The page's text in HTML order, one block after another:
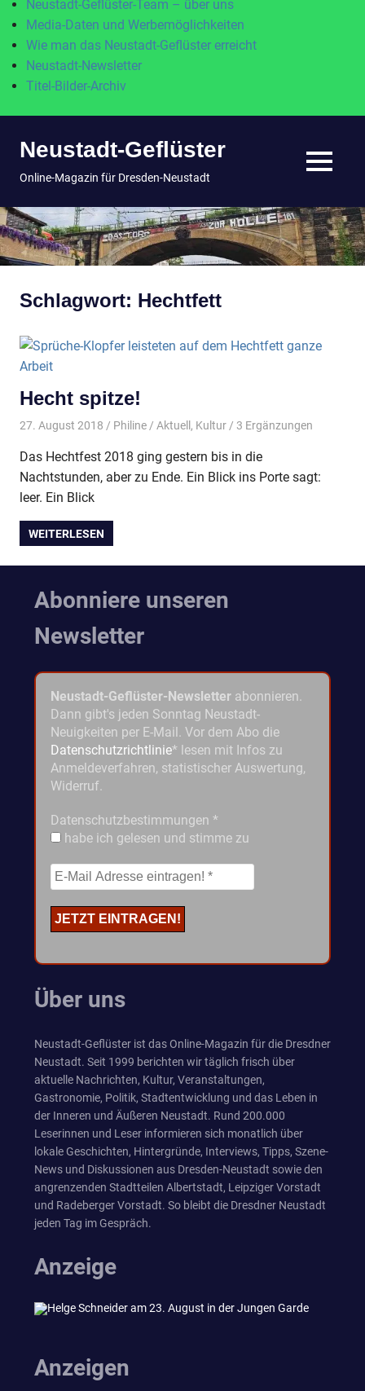
Neustadt-Geflüster-Team – über uns
Media-Daten und Werbemöglichkeiten
Wie man das Neustadt-Geflüster erreicht
Neustadt-Newsletter
Titel-Bilder-Archiv
InhaltNeustadt-Geflüster
Online-Magazin für Dresden-Neustadt MENÜ
Schlagwort: Hechtfett
Hecht spitze!
27. August 2018 Philine Aktuell , Kultur/ 3 Ergänzungen
Das Hechtfest 2018 ging gestern bis in die
Nachtstunden, aber zu Ende. Ein Blick ins Porte sagt:
leer. Ein Blick
WEITERLESEN
Abonniere unseren
Newsletter
Neustadt-Geflüster-Newsletter abonnieren.
Dann gibt's jeden Sonntag Neustadt-
Neuigkeiten per E-Mail. Vor dem Abo die
Datenschutzrichtlinie* lesen mit Infos zu
Anmeldeverfahren, statistischer Auswertung,
Widerruf.
Datenschutzbestimmungen *
habe ich gelesen und stimme zu
Über uns
Neustadt-Geflüster ist das Online-Magazin für die Dresdner
Neustadt. Seit 1999 berichten wir täglich frisch über
aktuelle Nachrichten, Kultur, Veranstaltungen,
Gastronomie, Politik, Stadtentwicklung und das Leben in
der Inneren und Äußeren Neustadt. Rund 200.000
Leserinnen und Leser informieren sich monatlich über
lokale Geschichten, Hintergründe, Interviews, Tipps, Szene-
News und Diskussionen aus Dresden-Neustadt sowie den
angrenzenden Stadtteilen Albertstadt, Leipziger Vorstadt
und Radeberger Vorstadt. So bleibt die Dresdner Neustadt
jeden Tag im Gespräch.
Anzeige
Anzeigen